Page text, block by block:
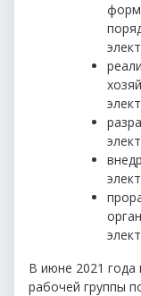
В июне 2021
рабочей группы